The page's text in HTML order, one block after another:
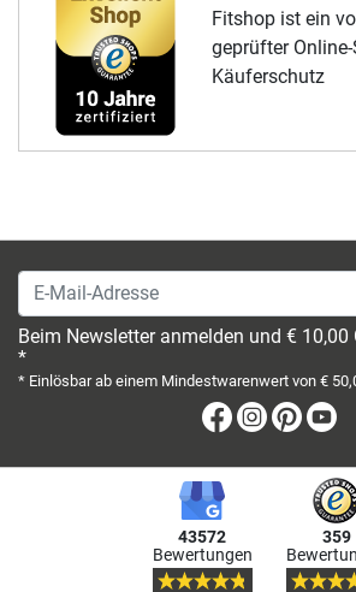
Fitshop ist ein
geprüfter
Käuferschutz
E-Mail-Adresse
Beim Newsletter anmelden und € 10,00
*
* Einlösbar ab einem Mindestwarenwert von €
Facebook
Instagram
43572
Bewertungen
359